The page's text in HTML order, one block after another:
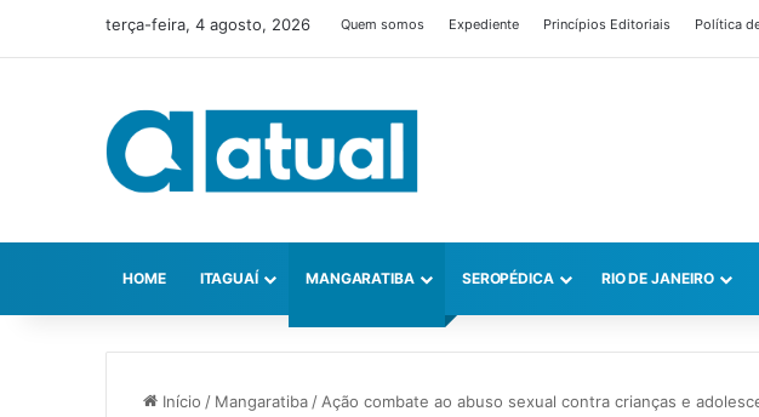
terça-feira, 4 agosto, 2026 Quem somos Expediente Princípios Editoriais Política
HOME ITAGUAÍ MANGARATIBA SEROPÉDICA RIO DE JANEIRO
Início / Mangaratiba/Ação combate ao abuso sexual contra crianças e